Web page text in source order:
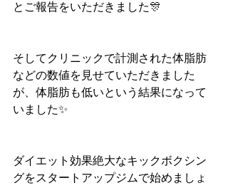
とご報告をいただきました🎊
そしてクリニックで計測された体脂肪
などの数値を見せていただきました
が、体脂肪も低いという結果になって
いました✨
ダイエット効果絶大なキックボクシン
グをスタートアップジムで始めましょ